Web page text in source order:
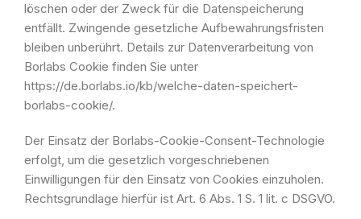
löschen oder der Zweck für die Datenspeicherung
entfällt. Zwingende gesetzliche Aufbewahrungsfristen
bleiben unberührt. Details zur Datenverarbeitung von
Borlabs Cookie finden Sie unter
https://de.borlabs.io/kb/welche-daten-speichert-
borlabs-cookie/.
Der Einsatz der Borlabs-Cookie-Consent-Technologie
erfolgt, um die gesetzlich vorgeschriebenen
Einwilligungen für den Einsatz von Cookies einzuholen.
Rechtsgrundlage hierfür ist Art. 6 Abs. 1 S. 1 lit. c DSGVO.